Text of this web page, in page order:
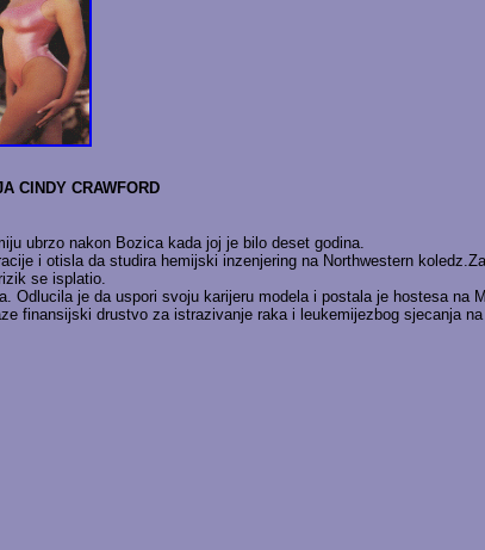
CINDY CRAWFORD
ubrzo nakon Bozica kada joj je bilo deset godina.
i otisla da studira hemijski inzenjering na Northwestern
se isplatio.
Odlucila je da uspori svoju karijeru modela i postala je hostesa na
finansijski drustvo za istrazivanje raka i leukemijezbog sjecanja